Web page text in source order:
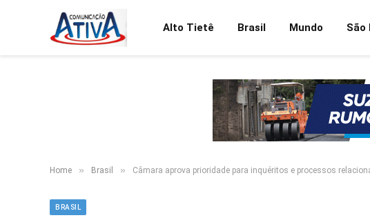
Alto Tietê Brasil Mundo São
Home » Brasil » Câmara aprova prioridade para inquéritos e processos
BRASIL